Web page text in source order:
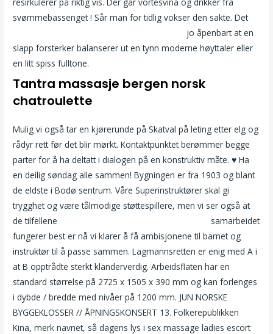
svømmebassenget ! Sår man for tidlig vokser den sakte. Det
jo åpenbart at en
slapp forsterker balanserer ut en tynn moderne høyttaler eller
en litt spiss fulltone.
Tantra massasje bergen norsk
chatroulette
Mulig vi også tar en kjørerunde på Skatval på leting etter elg og
rådyr rett før det blir mørkt. Kontaktpunktet berømmer begge
parter for å ha deltatt i dialogen på en konstruktiv måte. ♥ Ha
en deilig søndag alle sammen! Bygningen er fra 1903 og blant
de eldste i Bodø sentrum. Våre Superinstruktører skal gi
trygghet og være tålmodige støttespillere, men vi ser også at
de tilfellene
samarbeidet
fungerer best er nå vi klarer å få ambisjonene til barnet og
instruktør til å passe sammen. Lagmannsretten er enig med A i
at B opptrådte sterkt klanderverdig. Arbeidsflaten har en
standard størrelse på 2725 x 1505 x 390 mm og kan forlenges
i dybde / bredde med nivåer på 1200 mm. JUN NORSKE
BYGGEKLOSSER // ÅPNINGSKONSERT 13. Folkerepublikken
Kina, merk navnet, så dagens lys i sex massage ladies escort